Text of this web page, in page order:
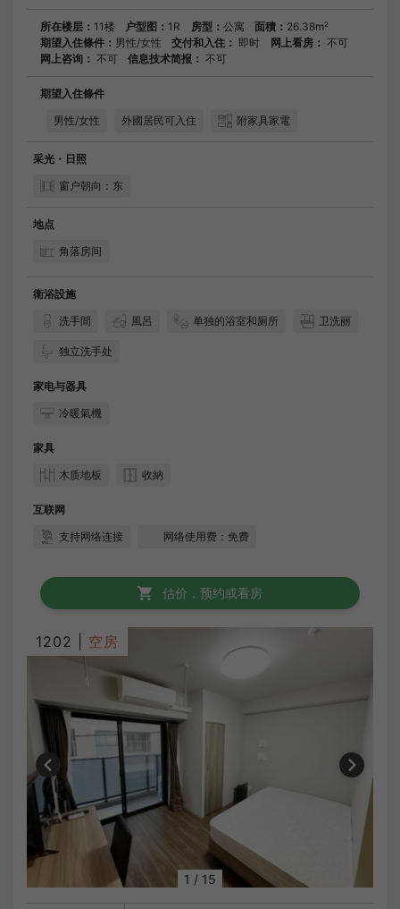
所在楼层： 11楼 户型图： 1R 房型： 公寓 面積： 26.38m²
期望入住條件： 男性/女性 交付和入住： 即时 网上看房： 不可
网上咨询： 不可 信息技术简报： 不可
期望入住條件
男性/女性
外國居民可入住 附家具家電
采光・日照
窗户朝向：东
地点
角落房间
衛浴設施
洗手間
風呂 单独的浴室和厕所 卫洗丽
独立洗手处
家电与器具
冷暖氣機
家具
木质地板
收納
互联网
支持网络连接
网络使用费：免费
估价，预约或看房
1202 | 空房
1 / 15